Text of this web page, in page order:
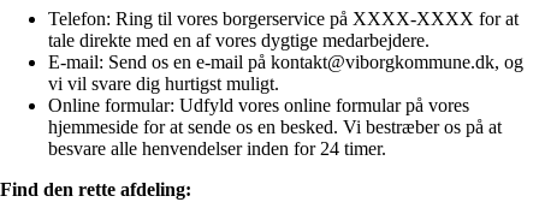
Telefon: Ring til vores borgerservice på XXXX-XXXX for at
tale direkte med en af vores dygtige medarbejdere.
E-mail: Send os en e-mail på kontakt@viborgkommune.dk, og
vi vil svare dig hurtigst muligt.
Online formular: Udfyld vores online formular på vores
hjemmeside for at sende os en besked. Vi bestræber os på at
besvare alle henvendelser inden for 24 timer.
Find den rette afdeling: